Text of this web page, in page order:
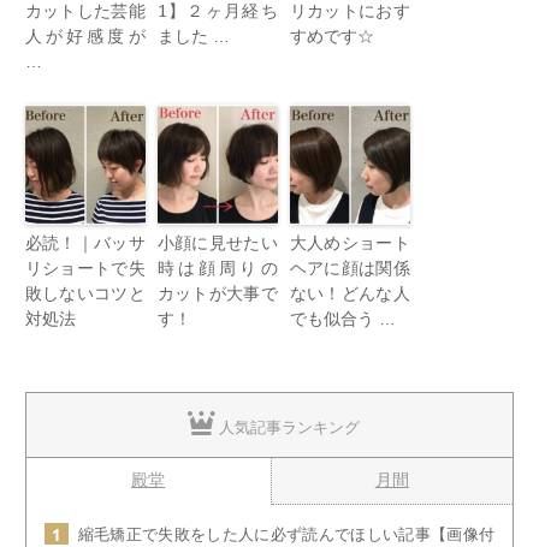
カットした芸能
人が好感度が
…
1】２ヶ月経ち
ました …
リカットにおす
すめです☆
必読！｜バッサ
リショートで失
敗しないコツと
対処法
小顔に見せたい
時は顔周りの
カットが大事で
す！
大人めショート
ヘアに顔は関係
ない！どんな人
でも似合う …
人気記事ランキング
殿堂 月間
縮毛矯正で失敗をした人に必ず読んでほしい記事【画像付